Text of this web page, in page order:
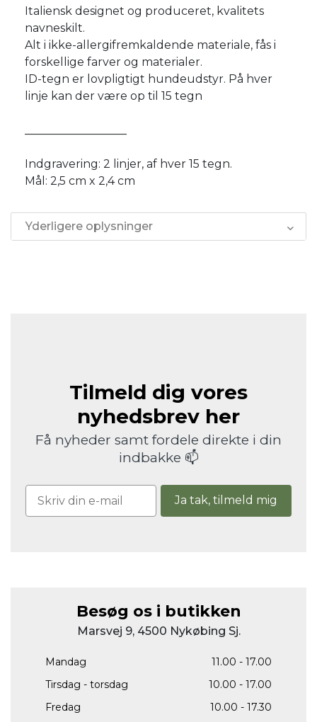
Italiensk designet og produceret, kvalitets
navneskilt.
Alt i ikke-allergifremkaldende materiale, fås i
forskellige farver og materialer.
ID-tegn er lovpligtigt hundeudstyr. På hver
linje kan der være op til 15 tegn
Indgravering: 2 linjer, af hver 15 tegn.
Mål: 2,5 cm x 2,4 cm
Yderligere oplysninger
Tilmeld dig vores
nyhedsbrev her
Få nyheder samt fordele direkte i din
indbakke 📫
Ja tak, tilmeld mig
Besøg os i butikken
Marsvej 9, 4500 Nykøbing Sj.
Mandag
11.00 - 17.00
Tirsdag - torsdag
10.00 - 17.00
Fredag
10.00 - 17.30